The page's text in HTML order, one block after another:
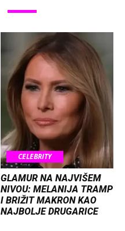
CELEBRITY
GLAMUR NA NAJVIŠEM
NIVOU: MELANIJA TRAMP
I BRIŽIT MAKRON KAO
NAJBOLJE DRUGARICE